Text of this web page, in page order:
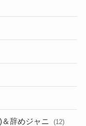
辞めジャニ (12)